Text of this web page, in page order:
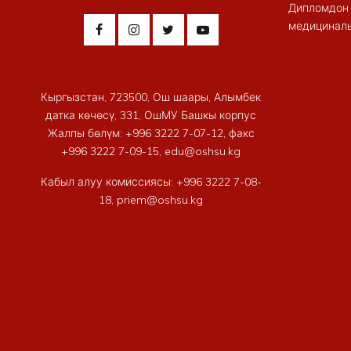
Кыргызстан, 723500, Ош шаары, Алымбек
датка көчөсү, 331, ОшМУ Башкы корпус
Жалпы бөлүм: +996 3222 7-07-12, факс
+996 3222 7-09-15, edu@oshsu.kg
Кабыл алуу комиссиясы: +996 3222 7-08-
18, priem@oshsu.kg
Дипломдон